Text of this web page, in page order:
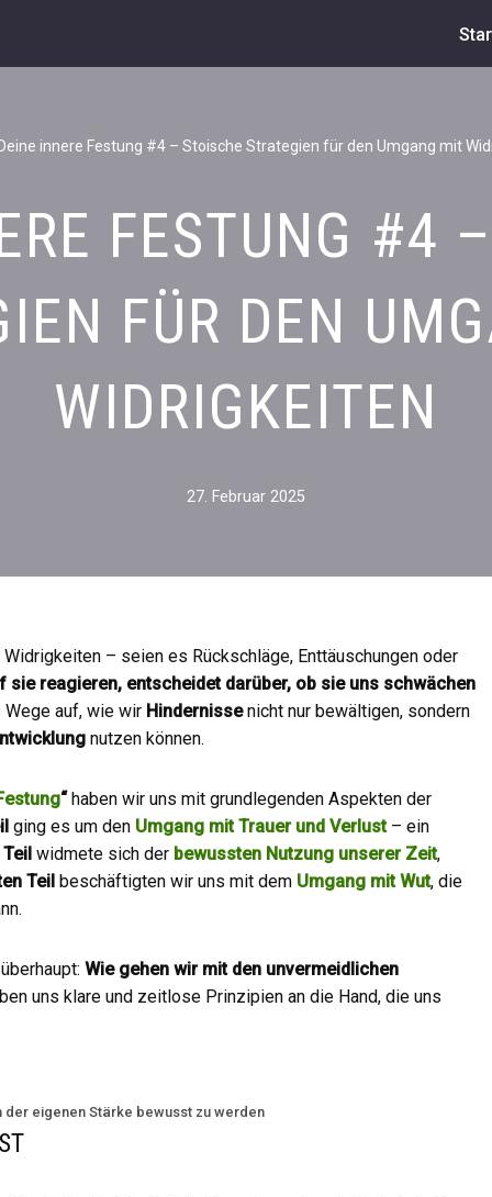
innere Festung #4 – Stoische Strategien für den Umgang mit
FESTUNG #4
FÜR DEN
WIDRIGKEITEN
27. Februar 2025
– seien es Rückschläge, Enttäuschungen oder
sie reagieren, entscheidet darüber, ob sie uns schwächen
auf, wie wir Hindernissenicht nur bewältigen, sondern
nutzen können.
“haben wir uns mit grundlegenden Aspekten der
ging es um den Umgang mit Trauer und Verlust– ein
widmete sich der bewussten Nutzung unserer Zeit,
Teil beschäftigten wir uns mit dem Umgang mit Wut, die
Wie gehen wir mit den unvermeidlichen
uns klare und zeitlose Prinzipien an die Hand, die uns
der eigenen Stärke bewusst zu werden